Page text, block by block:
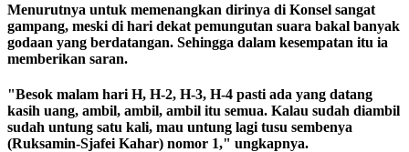
Menurutnya untuk memenangkan dirinya di Konsel sangat
gampang, meski di hari dekat pemungutan suara bakal banyak
godaan yang berdatangan. Sehingga dalam kesempatan itu ia
memberikan saran.
"Besok malam hari H, H-2, H-3, H-4 pasti ada yang datang
kasih uang, ambil, ambil, ambil itu semua. Kalau sudah diambil
sudah untung satu kali, mau untung lagi tusu sembenya
(Ruksamin-Sjafei Kahar) nomor 1," ungkapnya.